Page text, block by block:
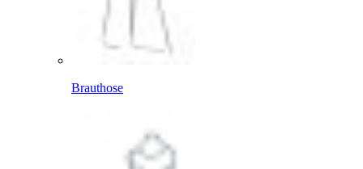
Brauthose